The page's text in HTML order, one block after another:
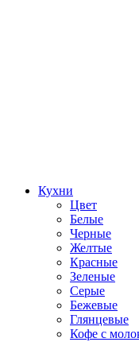
Кухни
Цвет
Белые
Черные
Желтые
Красные
Зеленые
Серые
Бежевые
Глянцевые
Кофе с